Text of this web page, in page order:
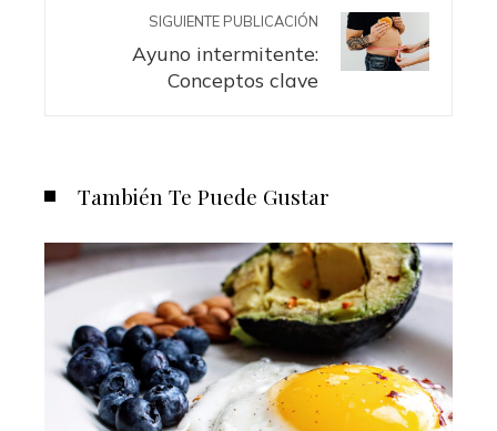
SIGUIENTE PUBLICACIÓN
Ayuno intermitente:
Conceptos clave
También Te Puede Gustar